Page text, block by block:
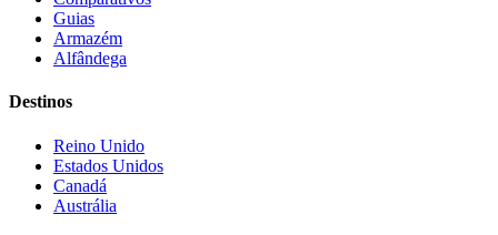
Guias
Armazém
Alfândega
Destinos
Reino Unido
Estados Unidos
Canadá
Austrália